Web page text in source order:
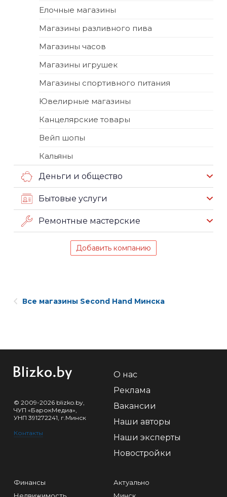
Елочные магазины
Магазины разливного пива
Магазины часов
Магазины игрушек
Магазины спортивного питания
Ювелирные магазины
Канцелярские товары
Вейп шопы
Кальяны
Деньги и общество
Бытовые услуги
Ремонтные мастерские
Добавить компанию
Все магазины Second Hand Минска
© 2009-2026 blizko.by,
ЧУП «БарокМедиа»,
УНП 391272241, г.Минск
Контакты
О нас
Реклама
Вакансии
Наши авторы
Наши эксперты
Новостройки
Финансы
Недвижимость
Актуально
Минск